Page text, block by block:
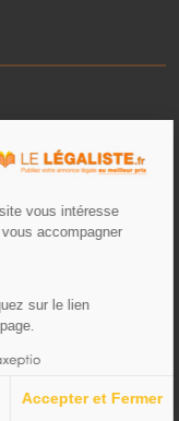
vous intéresse
accompagner
sur le lien
Accepter et Fermer